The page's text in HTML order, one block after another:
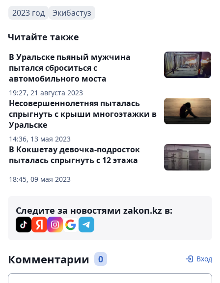
2023 год Экибастуз
Читайте также
19:27, 21 августа 2023
В Уральске пьяный мужчина
пытался сброситься с
автомобильного моста
14:36, 13 мая 2023
Несовершеннолетняя пыталась
спрыгнуть с крыши многоэтажки в
Уральске
18:45, 09 мая 2023
В Кокшетау девочка-подросток
пыталась спрыгнуть с 12 этажа
Следите за новостями zakon.kz в:
Комментарии 0 Вход